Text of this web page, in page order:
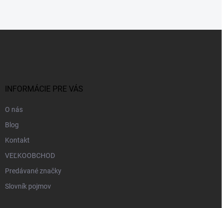
INFORMÁCIE PRE VÁS
O nás
Blog
Kontakt
VEĽKOOBCHOD
Predávané značky
Slovník pojmov